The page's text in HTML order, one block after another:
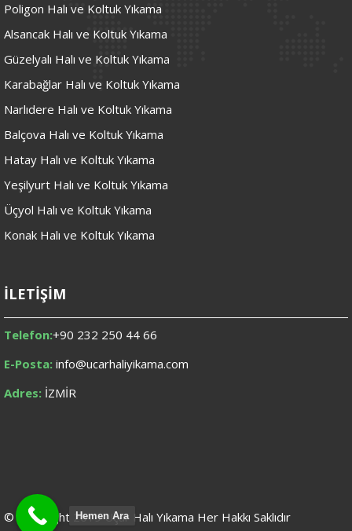
Poligon Halı ve Koltuk Yıkama
Alsancak Halı ve Koltuk Yıkama
Güzelyalı Halı ve Koltuk Yıkama
Karabağlar Halı ve Koltuk Yıkama
Narlıdere Halı ve Koltuk Yıkama
Balçova Halı ve Koltuk Yıkama
Hatay Halı ve Koltuk Yıkama
Yeşilyurt Halı ve Koltuk Yıkama
Üçyol Halı ve Koltuk Yıkama
Konak Halı ve Koltuk Yıkama
İLETİŞİM
Telefon:+90 232 250 44 66
E-Posta: info@ucarhaliyikama.com
Adres: İZMİR
© Copyright 2019 Uçar Halı Yıkama Her Hakkı Saklıdır
Hemen Ara